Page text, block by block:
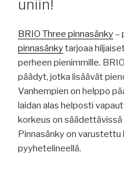
uniin!
BRIO Three pinnasänky–
pinnasänkytarjoaa
perheen pienimmille.
päädyt, jotka lisäävät
Vanhempien on helppo
laidan alas helposti
korkeus on
Pinnasänky on
pyyhetelineellä.